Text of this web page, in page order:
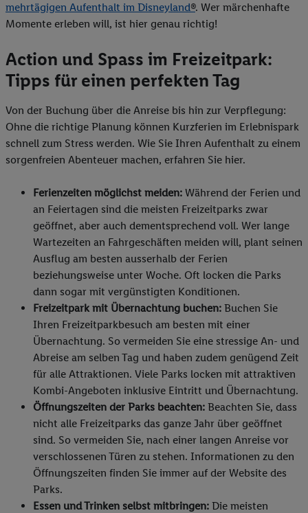
mehrtägigen Aufenthalt im Disneyland®. Wer märchenhafte
Momente erleben will, ist hier genau richtig!
Action und Spass im Freizeitpark:
Tipps für einen perfekten Tag
Von der Buchung über die Anreise bis hin zur Verpflegung:
Ohne die richtige Planung können Kurzferien im Erlebnispark
schnell zum Stress werden. Wie Sie Ihren Aufenthalt zu einem
sorgenfreien Abenteuer machen, erfahren Sie hier.
Ferienzeiten möglichst meiden: Während der Ferien und
an Feiertagen sind die meisten Freizeitparks zwar
geöffnet, aber auch dementsprechend voll. Wer lange
Wartezeiten an Fahrgeschäften meiden will, plant seinen
Ausflug am besten ausserhalb der Ferien
beziehungsweise unter Woche. Oft locken die Parks
dann sogar mit vergünstigten Konditionen.
Freizeitpark mit Übernachtung buchen: Buchen Sie
Ihren Freizeitparkbesuch am besten mit einer
Übernachtung. So vermeiden Sie eine stressige An- und
Abreise am selben Tag und haben zudem genügend Zeit
für alle Attraktionen. Viele Parks locken mit attraktiven
Kombi-Angeboten inklusive Eintritt und Übernachtung.
Öffnungszeiten der Parks beachten: Beachten Sie, dass
nicht alle Freizeitparks das ganze Jahr über geöffnet
sind. So vermeiden Sie, nach einer langen Anreise vor
verschlossenen Türen zu stehen. Informationen zu den
Öffnungszeiten finden Sie immer auf der Website des
Parks.
Essen und Trinken selbst mitbringen: Die meisten